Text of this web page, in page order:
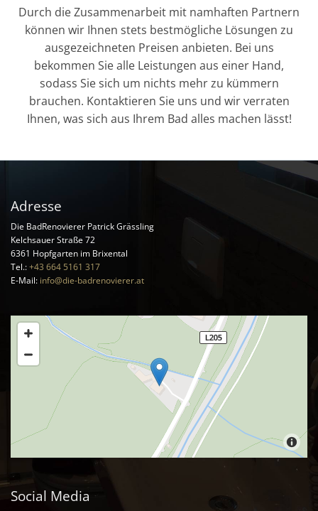
Durch die Zusammenarbeit mit namhaften Partnern
können wir Ihnen stets bestmögliche Lösungen zu
ausgezeichneten Preisen anbieten. Bei uns
bekommen Sie alle Leistungen aus einer Hand,
sodass Sie sich um nichts mehr zu kümmern
brauchen. Kontaktieren Sie uns und wir verraten
Ihnen, was sich aus Ihrem Bad alles machen lässt!
Adresse
Die BadRenovierer Patrick Grässling
Kelchsauer Straße 72
6361 Hopfgarten im Brixental
Tel.:+43 664 5161 317
E-Mail: info@die-badrenovierer.at
Social Media